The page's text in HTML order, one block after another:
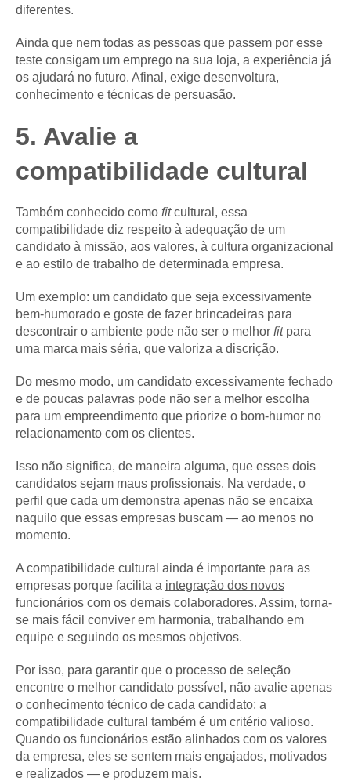
diferentes.
Ainda que nem todas as pessoas que passem por esse
teste consigam um emprego na sua loja, a experiência já
os ajudará no futuro. Afinal, exige desenvoltura,
conhecimento e técnicas de persuasão.
5. Avalie a
compatibilidade cultural
Também conhecido como fitcultural, essa
compatibilidade diz respeito à adequação de um
candidato à missão, aos valores, à cultura organizacional
e ao estilo de trabalho de determinada empresa.
Um exemplo: um candidato que seja excessivamente
bem-humorado e goste de fazer brincadeiras para
descontrair o ambiente pode não ser o melhor fitpara
uma marca mais séria, que valoriza a discrição.
Do mesmo modo, um candidato excessivamente fechado
e de poucas palavras pode não ser a melhor escolha
para um empreendimento que priorize o bom-humor no
relacionamento com os clientes.
Isso não significa, de maneira alguma, que esses dois
candidatos sejam maus profissionais. Na verdade, o
perfil que cada um demonstra apenas não se encaixa
naquilo que essas empresas buscam — ao menos no
momento.
A compatibilidade cultural ainda é importante para as
empresas porque facilita a integração dos novos
funcionários com os demais colaboradores. Assim, torna-
se mais fácil conviver em harmonia, trabalhando em
equipe e seguindo os mesmos objetivos.
Por isso, para garantir que o processo de seleção
encontre o melhor candidato possível, não avalie apenas
o conhecimento técnico de cada candidato: a
compatibilidade cultural também é um critério valioso.
Quando os funcionários estão alinhados com os valores
da empresa, eles se sentem mais engajados, motivados
e realizados — e produzem mais.